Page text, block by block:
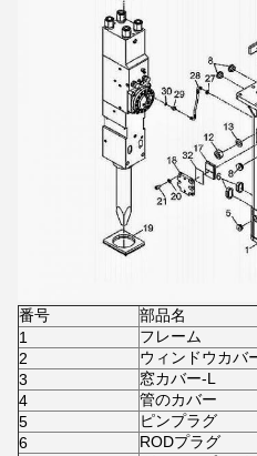
番号 部品名
1
フレーム
2
ウィンドウカバ
3
窓カバー-L
4
管のカバー
5
ピンプラグ
6
RODプラグ